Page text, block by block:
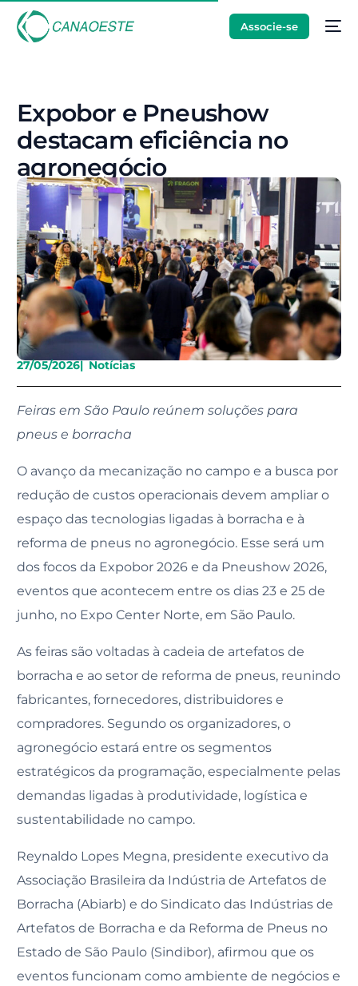
Associe-se
Expobor e Pneushow
destacam eficiência no
agronegócio
27/05/2026| Notícias
Feiras em São Paulo reúnem soluções para
pneus e borracha
O avanço da mecanização no campo e a busca por
redução de custos operacionais devem ampliar o
espaço das tecnologias ligadas à borracha e à
reforma de pneus no agronegócio. Esse será um
dos focos da Expobor 2026 e da Pneushow 2026,
eventos que acontecem entre os dias 23 e 25 de
junho, no Expo Center Norte, em São Paulo.
As feiras são voltadas à cadeia de artefatos de
borracha e ao setor de reforma de pneus, reunindo
fabricantes, fornecedores, distribuidores e
compradores. Segundo os organizadores, o
agronegócio estará entre os segmentos
estratégicos da programação, especialmente pelas
demandas ligadas à produtividade, logística e
sustentabilidade no campo.
Reynaldo Lopes Megna, presidente executivo da
Associação Brasileira da Indústria de Artefatos de
Borracha (Abiarb) e do Sindicato das Indústrias de
Artefatos de Borracha e da Reforma de Pneus no
Estado de São Paulo (Sindibor), afirmou que os
eventos funcionam como ambiente de negócios e